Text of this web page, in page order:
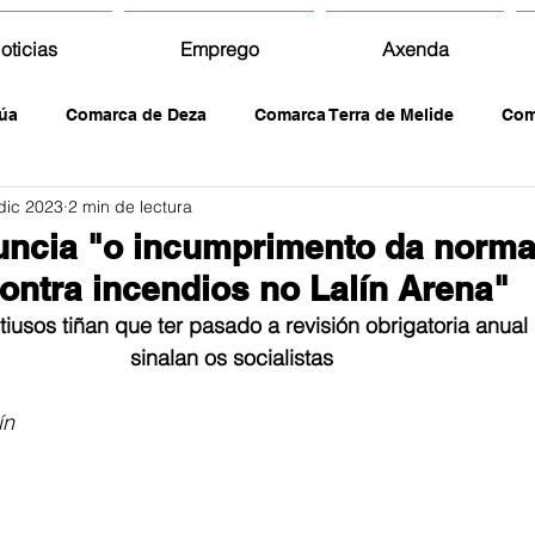
Emprego Axenda
Comarca de Deza Comarca Terra de Melide
"o incumprimento da
incendios no Lalín Arena"
2023 2 min de lectura
tiñan que ter pasado a revisión obrigatoria
sinalan os socialistas